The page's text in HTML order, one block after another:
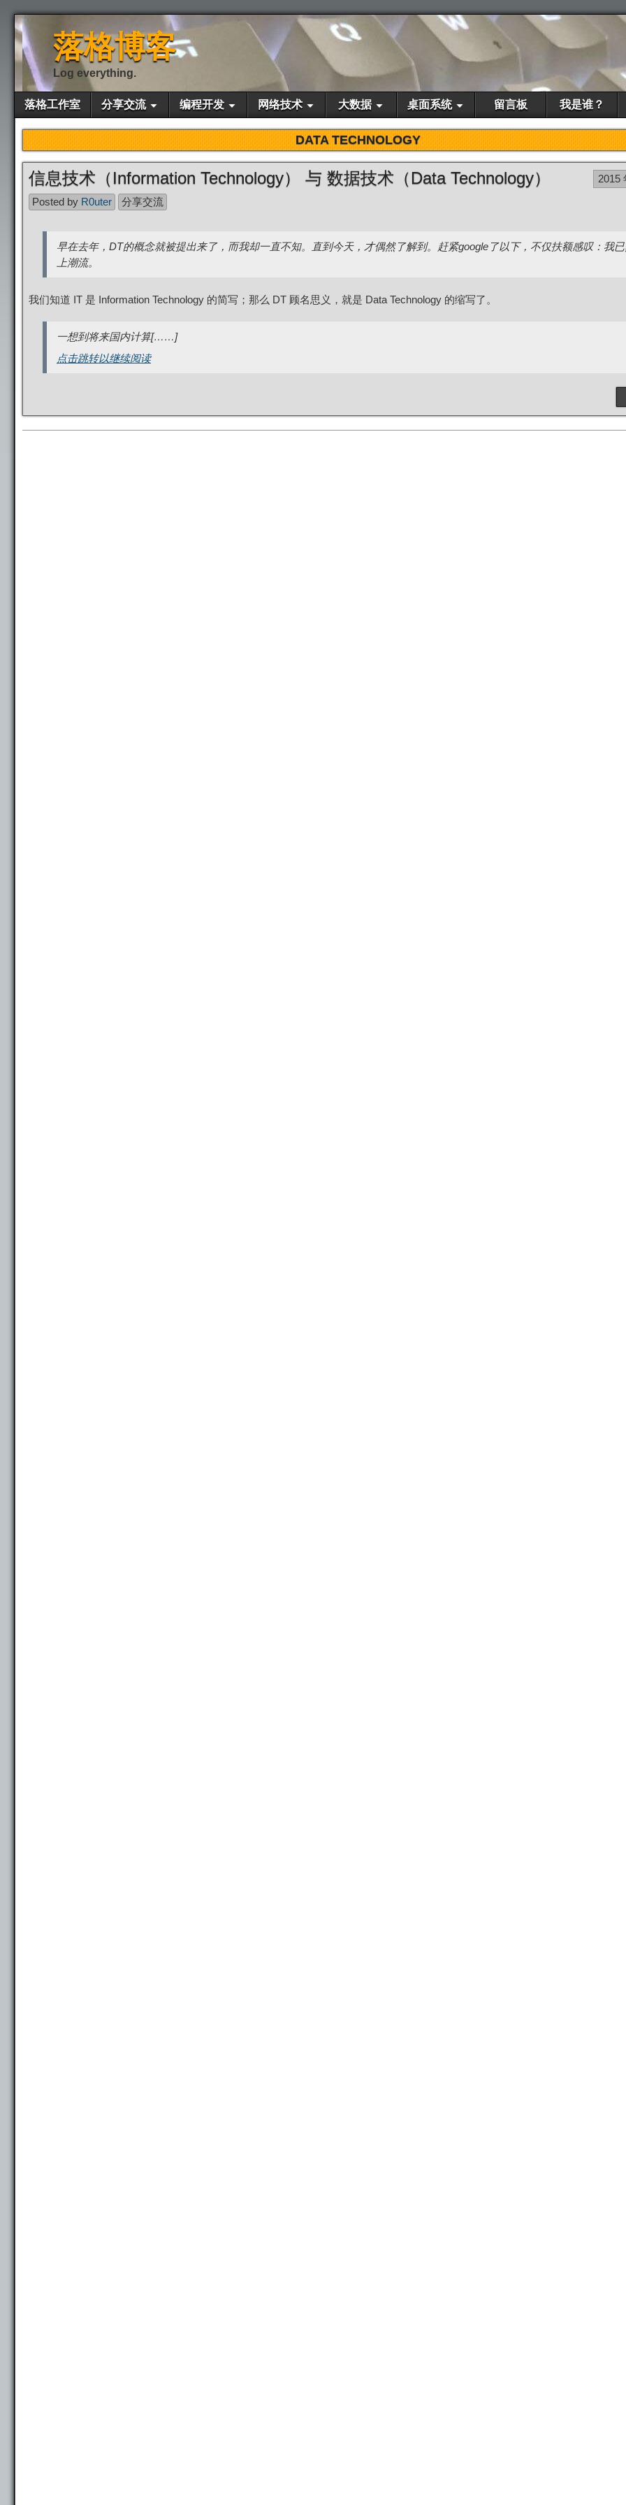
落格博客
Log everything.
落格工作室 分享交流 编程开发 网络技术 大数据 桌面系统 留言板 我是谁？
DATA TECHNOLOGY
信息技术（Information Technology） 与 数据技术（Data Technology）
2015
Posted by R0uter 分享交流
早在去年，DT的概念就被提出来了，而我却一直不知。直到今天，才偶然了解到。赶紧google了以下，不仅扶额感叹：我
上潮流。
我们知道 IT 是 Information Technology 的简写；那么 DT 顾名思义，就是 Data Technology 的缩写了。
一想到将来国内计算[……]
点击跳转以继续阅读